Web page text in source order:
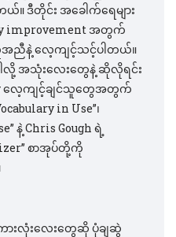
။ ဒီတိုင်း အခေါက်ရေများ
improvement အတွက်
ညီနဲ့ လေ့ကျင့်သင့်ပါတယ်။
လို့ အသုံးလေးတွေနဲ့ ဆိုလိုရင်း
လေ့ကျင့်ချင်သူတွေအတွက်
in Use”၊
နဲ့ Chris Gough ရဲ့
စာအုပ်တို့ကို
းလုံးလေးတွေဆို ပုံချဆွဲ